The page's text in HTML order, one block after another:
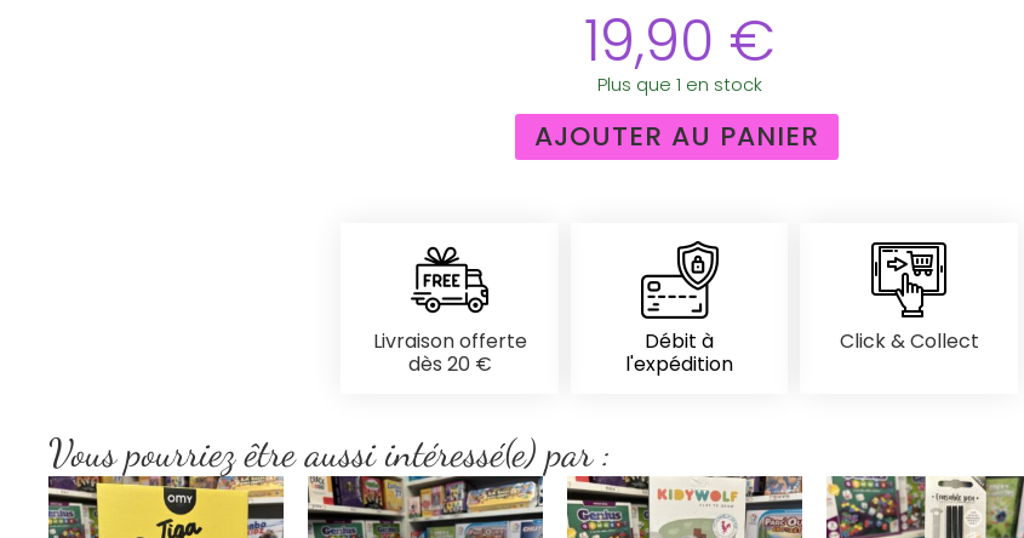
19,90 €
Plus que 1 en stock
AJOUTER AU PANIER
Livraison offerte
dès 20 €
Débit à
l'expédition
Click & Collect
Vous pourriez être aussi intéressé(e) par :